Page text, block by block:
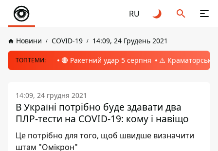
RU
Новини COVID-19 14:09, 24 Грудень 2021
ТОПТЕМИ: 🔴 Ракетний удар 5 серпня ⚠️ Краматорськ,
14:09, 24 грудня 2021
В Україні потрібно буде здавати два
ПЛР-тести на COVID-19: кому і навіщо
Це потрібно для того, щоб швидше визначити
штам "Омікрон"